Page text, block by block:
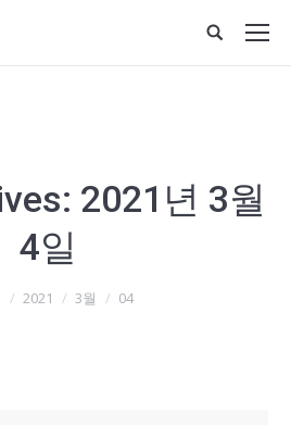
2021년 3월
4일
2021 3월 04